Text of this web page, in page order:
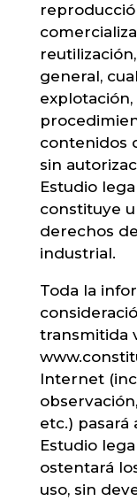
general,
contenidos
sin
Estudio
constituye
derechos
industrial.
Toda la
transmitida
Internet
etc.) pasará
Estudio
ostentará
uso, sin